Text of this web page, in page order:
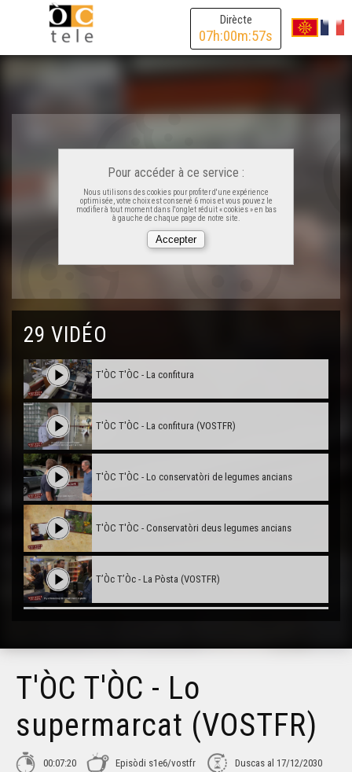
Dirècte
07h:00m:57s
Pour accéder à ce service :
Nous utilisons des cookies pour profiter d'une expérience
optimisée, votre choix est conservé 6 mois et vous pouvez le
modifier à tout moment dans l'onglet réduit « cookies » en bas
à gauche de chaque page de notre site.
29 VIDÉO
T'ÒC T'ÒC - La basa aeriana (VOSTFR)
T'ÒC T'ÒC - Lo centre de reciclatge (VOSTFR)
T'ÒC T'ÒC - Lo supèrmarcat
T'ÒC T'ÒC - La confitura
T'ÒC T'ÒC - La confitura (VOSTFR)
T'ÒC T'ÒC - Lo conservatòri de legumes ancians
T'ÒC T'ÒC - Conservatòri deus legumes ancians
T’Òc T’Òc - La Pòsta (VOSTFR)
T’Òc T’Òc - Lou Cocal
T’Òc T’Òc - Lou Cocal (VOSTFR)
T'ÒC T'ÒC - Lo
supermarcat (VOSTFR)
00:07:20 Episòdi s1e6/vostfr Duscas al 17/12/2030